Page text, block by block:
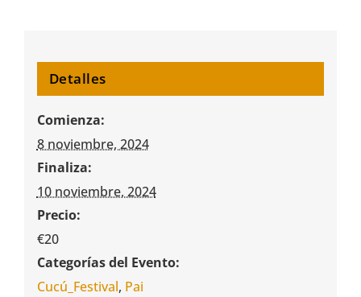
Detalles
Comienza:
8 noviembre, 2024
Finaliza:
10 noviembre, 2024
Precio:
€20
Categorías del Evento:
Cucú_Festival, Pai